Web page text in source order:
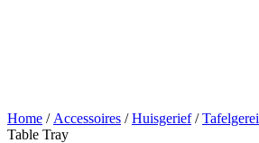
Home / Accessoires /Huisgerief/Tafelgerei
Table Tray